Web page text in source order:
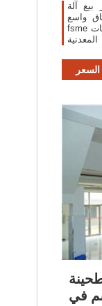
آلة
واسع
fsme الحزام الناقل لنقل المواد مقطوع أو المنتجات